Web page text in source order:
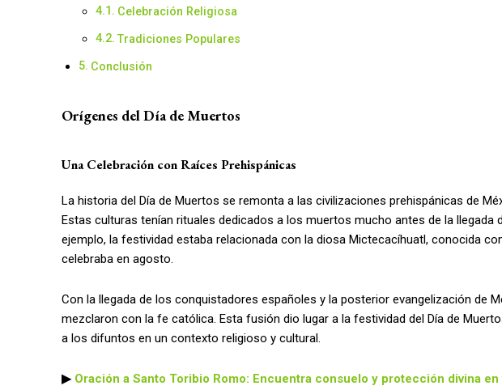
Celebración Religiosa
Tradiciones Populares
Conclusión
Orígenes del Día de Muertos
Una Celebración con Raíces Prehispánicas
La historia del Día de Muertos se remonta a las civilizaciones prehispánicas de
Estas culturas tenían rituales dedicados a los muertos mucho antes de la llegada
ejemplo, la festividad estaba relacionada con la diosa Mictecacíhuatl, conocida
celebraba en agosto.
Con la llegada de los conquistadores españoles y la posterior evangelización de
mezclaron con la fe católica. Esta fusión dio lugar a la festividad del Día de
a los difuntos en un contexto religioso y cultural.
▶ Oración a Santo Toribio Romo: Encuentra consuelo y protección divina